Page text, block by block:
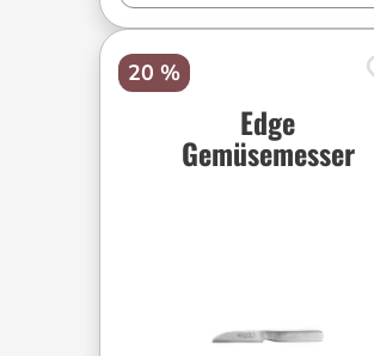
20 %
Edge
Gemüsemesser